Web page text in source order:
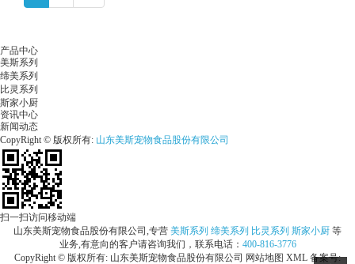
产品中心
美斯系列
缔美系列
比灵系列
斯家小厨
资讯中心
新闻动态
CopyRight © 版权所有: 山东美斯宠物食品股份有限公司
扫一扫访问移动端
山东美斯宠物食品股份有限公司,专营 美斯系列 缔美系列 比灵系列 斯家小厨 等
业务,有意向的客户请咨询我们，联系电话： 400-816-3776
CopyRight © 版权所有: 山东美斯宠物食品股份有限公司 网站地图 XML 备案号: